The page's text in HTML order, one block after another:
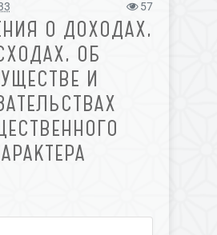
57
О ДОХОДАХ,
ОБ
И